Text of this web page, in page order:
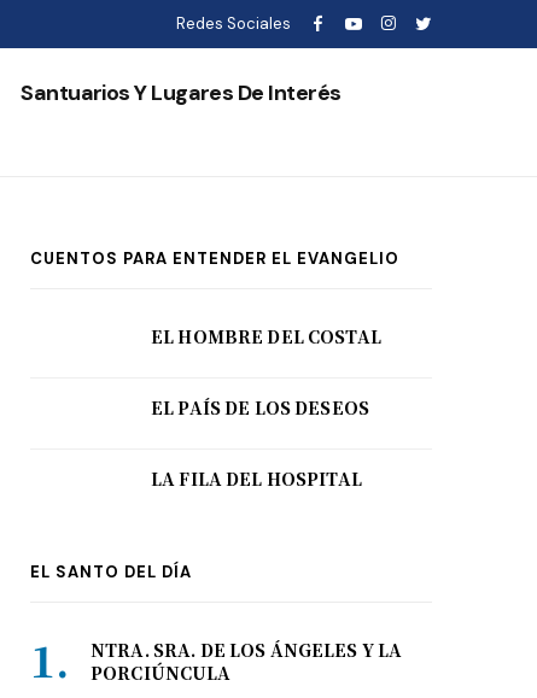
Redes Sociales
Santuarios Y Lugares De Interés
CUENTOS PARA ENTENDER EL EVANGELIO
EL HOMBRE DEL COSTAL
EL PAÍS DE LOS DESEOS
LA FILA DEL HOSPITAL
EL SANTO DEL DÍA
NTRA. SRA. DE LOS ÁNGELES Y LA
PORCIÚNCULA